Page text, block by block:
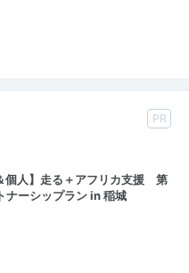
PR
個人】走る＋アフリカ支援 第
ナーシップラン in 稲城